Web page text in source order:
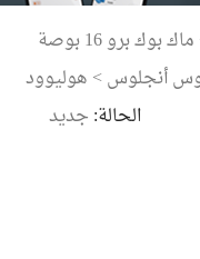
ماك بوك برو 16 بوصة
أنجلوس> هوليوود
الحالة: جديد